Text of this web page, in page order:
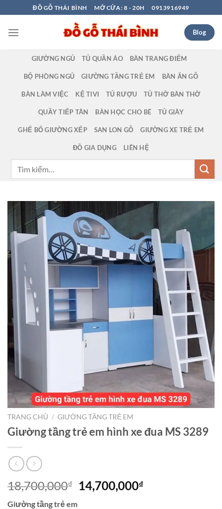
qua
nội
ĐỒ GỖ THÁI BÌNH MỞ CỬA: 8 - 20H 0913916949
Blog
GIƯỜNG NGỦ TỦ QUẦN ÁO BÀN TRANG ĐIỂM
BỘ PHÒNG NGỦ GIƯỜNG TẦNG TRẺ EM BÀN ĂN GỖ
BÀN LÀM VIỆC KỆ TIVI TỦ RƯỢU TỦ THỜ BÀN THỜ
QUẦY TIẾP TÂN BÀN HỌC CHO BÉ TỦ GIÀY
GHẾ BỐ GIƯỜNG XẾP SAN LON GỖ GIƯỜNG XE TRẺ EM
ĐỒ GIA DỤNG LIÊN HỆ
TRANG CHỦ / GIƯỜNG TẦNG TRẺ EM
Giường tầng trẻ em hình xe đua MS 3289
18,700,000₫
Giá
gốc
14,700,000₫Giá
Giường tầng trẻ em